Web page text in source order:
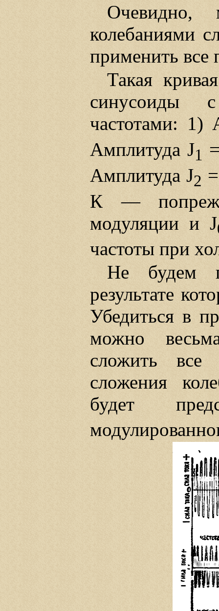
колебаниями
применить все
Такая
синусоиды
частотами: 1)
Амплитуда J1
Амплитуда J2
К —
модуляции и J
частоты при
Не будем
результате
Убедиться в
можно
сложить
сложения
будет